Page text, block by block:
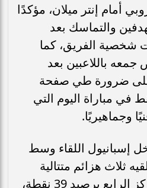
أمام إنتر ميلان، مؤكدًا
والتماسك بعد
شخصية الفريق، كما
باللاعبين بعد
على ضرورة طي صفحة
في مباراة اليوم التي
وجماهيريًا.
إسبانيول اللقاء وسط
ثلاث هزائم متتالية
جعلته يتراجع إلى المركز الرابع برصيد 39 نقطة،